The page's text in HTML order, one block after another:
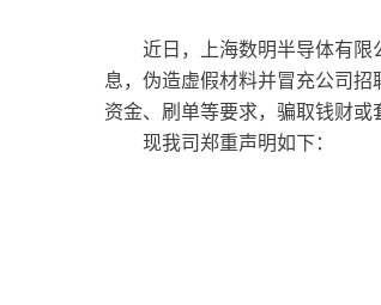
近日，上海数明半导体有限
息，伪造虚假材料并冒充公司
资金、刷单等要求，骗取钱财或
现我司郑重声明如下：